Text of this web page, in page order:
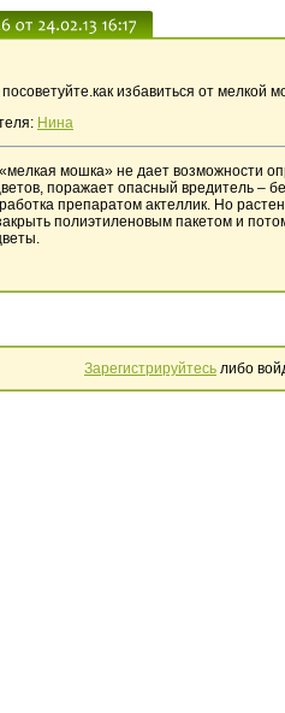
избавиться от мелкой
Нина
мошка» не дает возможности
поражает опасный вредитель –
препаратом актеллик. Но
полиэтиленовым пакетом и
Зарегистрируйтесь либо